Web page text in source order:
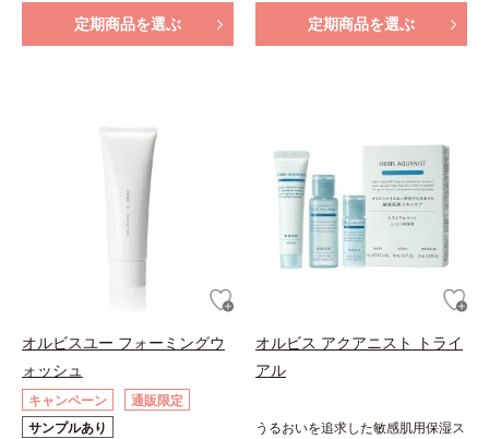
定期商品を選ぶ 定期商品を選ぶ
オルビスユー フォーミングウ
ォッシュ
キャンペーン
通販限定
サンプルあり
オルビス アクアニスト トライ
アル
うるおいを追求した敏感肌用保湿ス